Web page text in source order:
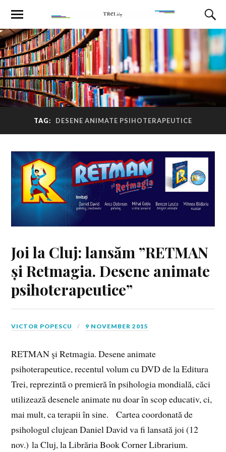
TAG: DESENE ANIMATE PSIHOTERAPEUTICE
Joi la Cluj: lansăm ”RETMAN
și Retmagia. Desene animate
psihoterapeutice”
VICTOR POPESCU 9 NOVEMBER 2015
RETMAN şi Retmagia. Desene animate
psihoterapeutice, recentul volum cu DVD de la Editura
Trei, reprezintă o premieră în psihologia mondială, căci
utilizează desenele animate nu doar în scop educativ, ci,
mai mult, ca terapii în sine. Cartea coordonată de
psihologul clujean Daniel David va fi lansată joi (12
nov.) la Cluj, la Librăria Book Corner Librarium.